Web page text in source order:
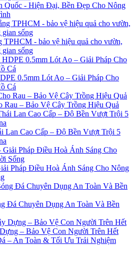
Quốc - Hiện Đại, Bền Đẹp Cho Nông
TPHCM - bảo vệ hiệu quả cho vườn,
sống
0.5mm Lót Ao – Giải Pháp Cho
Cá
Rau – Bảo Vệ Cây Trồng Hiệu Quả
Lan Cao Cấp – Độ Bền Vượt Trội 5
Pháp Điều Hoà Ánh Sáng Cho Nông
Đá Chuyên Dụng An Toàn Và Bền
– Bảo Vệ Con Người Trên Hết